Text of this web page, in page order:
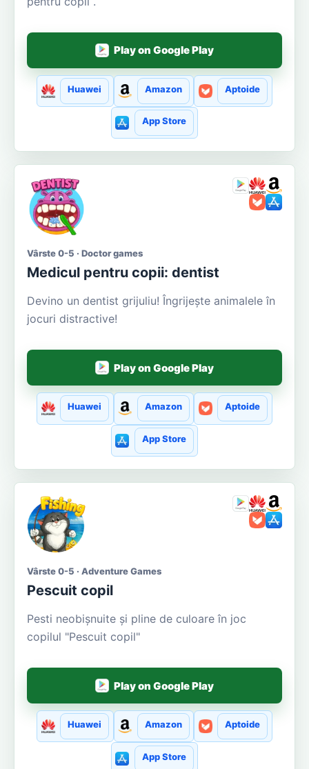
Play on Google Play
Huawei Amazon Aptoide
App Store
Vârste 0-5 · Doctor games
Medicul pentru copii: dentist
Devino un dentist grijuliu! Îngrijește animalele în
jocuri distractive!
Play on Google Play
Huawei Amazon Aptoide
App Store
Vârste 0-5 · Adventure Games
Pescuit copil
Pesti neobișnuite și pline de culoare în joc
copilul "Pescuit copil"
Play on Google Play
Huawei Amazon Aptoide
App Store